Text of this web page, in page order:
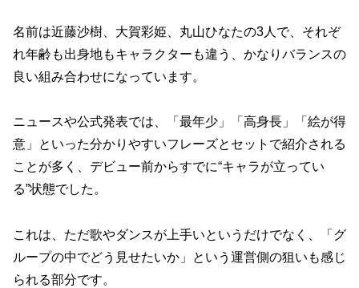
名前は近藤沙樹、大賀彩姫、丸山ひなたの3人で、それぞ
れ年齢も出身地もキャラクターも違う、かなりバランスの
良い組み合わせになっています。
ニュースや公式発表では、「最年少」「高身長」「絵が得
意」といった分かりやすいフレーズとセットで紹介される
ことが多く、デビュー前からすでに“キャラが立ってい
る”状態でした。
これは、ただ歌やダンスが上手いというだけでなく、「グ
ループの中でどう見せたいか」という運営側の狙いも感じ
られる部分です。